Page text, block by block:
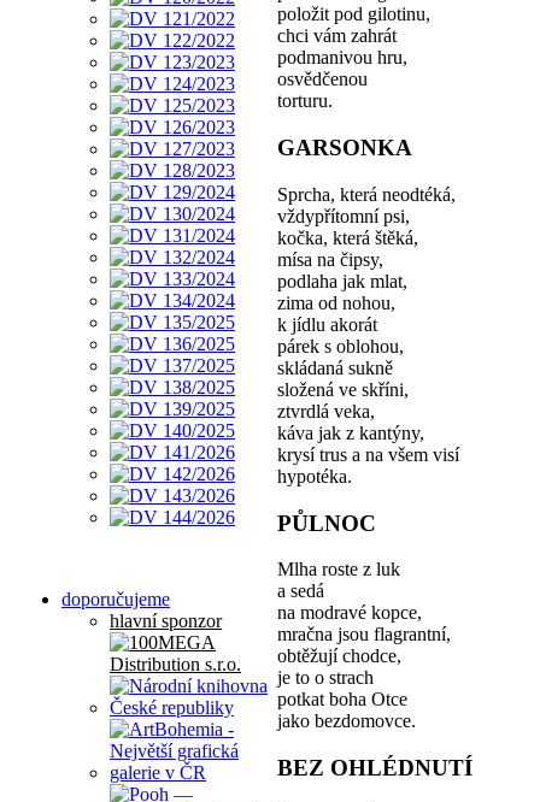
doporučujeme
hlavní sponzor
položit pod gilotinu,
chci vám zahrát
podmanivou hru,
osvědčenou
torturu.
GARSONKA
Sprcha, která neodtéká,
vždypřítomní psi,
kočka, která štěká,
mísa na čipsy,
podlaha jak mlat,
zima od nohou,
k jídlu akorát
párek s oblohou,
skládaná sukně
složená ve skříni,
ztvrdlá veka,
káva jak z kantýny,
krysí trus a na všem visí
hypotéka.
PŮLNOC
Mlha roste z luk
a sedá
na modravé kopce,
mračna jsou flagrantní,
obtěžují chodce,
je to o strach
potkat boha Otce
jako bezdomovce.
BEZ OHLÉDNUTÍ